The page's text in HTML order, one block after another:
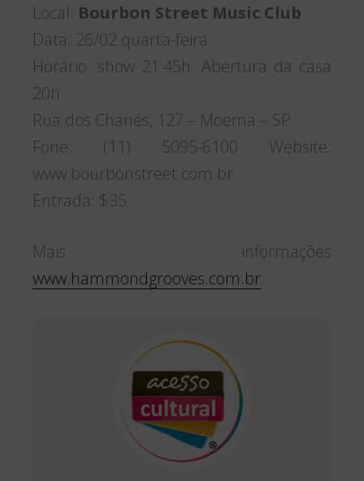
Local: Bourbon Street Music Club
Data: 26/02 quarta-feira
Horário: show 21:45h. Abertura da casa
20h
Rua dos Chanés, 127 – Moema – SP
Fone: (11) 5095-6100 Website:
www.bourbonstreet.com.br
Entrada: $35
Mais informações
www.hammondgrooves.com.br